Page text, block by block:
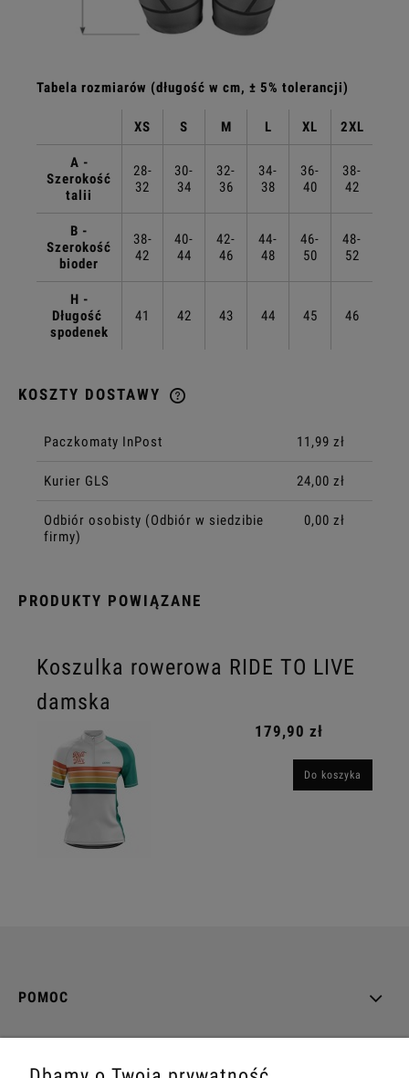
Tabela rozmiarów (długość w cm, ± 5% tolerancji)
XS S M L XL 2XL
A -
Szerokość
talii
28-
32
30-
34
32-
36
34-
38
36-
40
38-
42
B -
Szerokość
bioder
38-
42
40-
44
42-
46
44-
48
46-
50
48-
52
H -
Długość
spodenek
41 42 43 44 45 46
KOSZTY DOSTAWY
Paczkomaty InPost 11,99 zł
Kurier GLS 24,00 zł
Odbiór osobisty (Odbiór w siedzibie
firmy)
0,00 zł
PRODUKTY POWIĄZANE
Koszulka rowerowa RIDE TO LIVE
damska
179,90 zł
Do koszyka
POMOC
MOJE KONTO